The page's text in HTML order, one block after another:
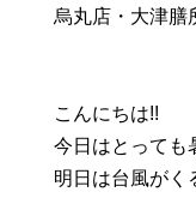
烏丸店・大津膳
こんにちは!!
今日はとっても
明日は台風がく